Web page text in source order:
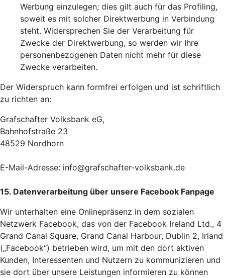
Werbung einzulegen; dies gilt auch für das Profiling,
soweit es mit solcher Direktwerbung in Verbindung
steht. Widersprechen Sie der Verarbeitung für
Zwecke der Direktwerbung, so werden wir Ihre
personenbezogenen Daten nicht mehr für diese
Zwecke verarbeiten.
Der Widerspruch kann formfrei erfolgen und ist schriftlich
zu richten an:
Grafschafter Volksbank eG,
Bahnhofstraße 23
48529 Nordhorn
E-Mail-Adresse: info@grafschafter-volksbank.de
15. Datenverarbeitung über unsere Facebook Fanpage
Wir unterhalten eine Onlinepräsenz in dem sozialen
Netzwerk Facebook, das von der Facebook Ireland Ltd., 4
Grand Canal Square, Grand Canal Harbour, Dublin 2, Irland
(„Facebook“) betrieben wird, um mit den dort aktiven
Kunden, Interessenten und Nutzern zu kommunizieren und
sie dort über unsere Leistungen informieren zu können